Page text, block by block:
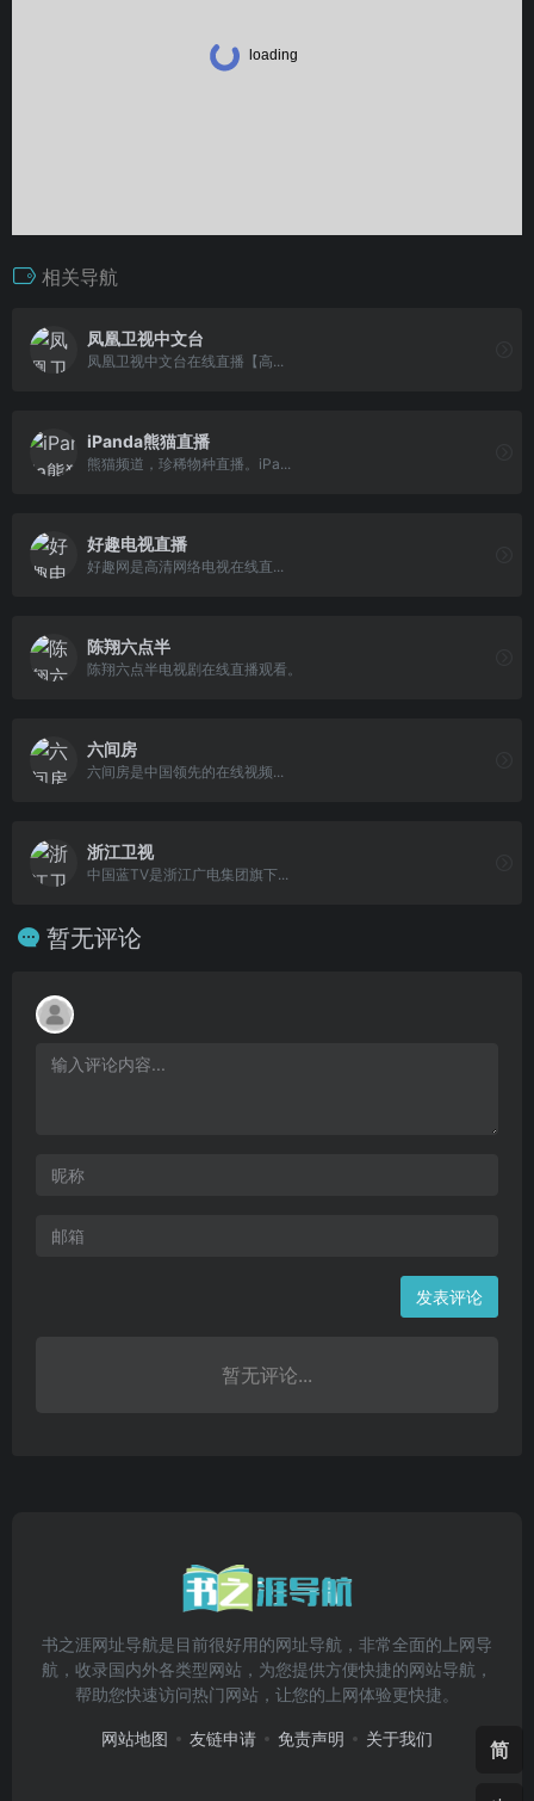
相关导航
凤凰卫视中文台
凤凰卫视中文台在线直播【高...
iPanda熊猫直播
熊猫频道，珍稀物种直播。iPa...
好趣电视直播
好趣网是高清网络电视在线直...
陈翔六点半
陈翔六点半电视剧在线直播观看。
六间房
六间房是中国领先的在线视频...
浙江卫视
中国蓝TV是浙江广电集团旗下...
暂无评论
发表评论
暂无评论...
书之涯网址导航是目前很好用的网址导航，非常全面的上网导
航，收录国内外各类型网站，为您提供方便快捷的网站导航，
帮助您快速访问热门网站，让您的上网体验更快捷。
网站地图 友链申请 免责声明 关于我们 简